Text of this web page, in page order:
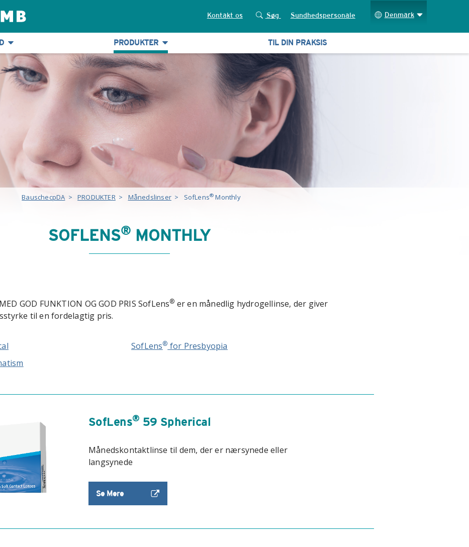
Kontakt os Søg Sundhedspersonale Denmark
PRODUKTER TIL DIN PRAKSIS
BauschecpDA > PRODUKTER> Månedslinser> SofLens® Monthly
SOFLENS®MONTHLY
GOD FUNKTION OG GOD PRIS SofLens® er en månedlig hydrogellinse, der giver
til en fordelagtig pris.
SofLens® for Presbyopia
SofLens® 59 Spherical
Månedskontaktlinse til dem, der er nærsynede eller
langsynede
Se Mere